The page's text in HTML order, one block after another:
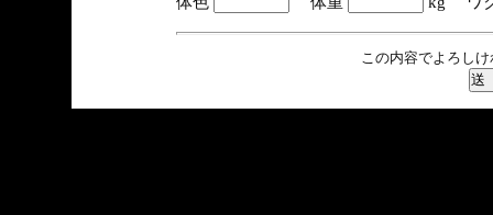
この内容でよろし